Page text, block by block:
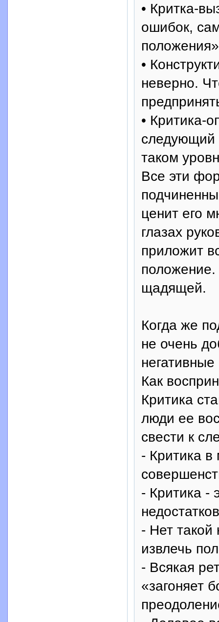
• Критка-
ошибок,
•
неверно.
• Критика-
следующий
таком
Все эти
ценит его
глазах
приложит
щадящей.
Когда же
не очень
Как
Критика
люди ее
свести к
- Критика
- Критика -
- Нет такой
извлечь
- Всякая
«загоняет